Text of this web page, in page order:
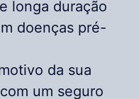
longa duração
doenças pré-
da sua
um seguro